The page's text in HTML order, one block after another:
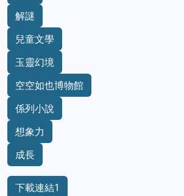
解謎
兒童文學
玉靈幻境
空空如也博物館
係列小說
想象力
成長
下載連結1